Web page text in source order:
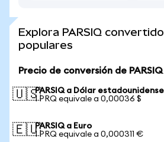
Explora PARSIQ
populares
Precio de conversión de
🇺🇸PARSIQ a Dólar estadounidense
1 PRQ equivale a 0,00036 $
🇪🇺PARSIQ a Euro
1 PRQ equivale a 0,000311 €